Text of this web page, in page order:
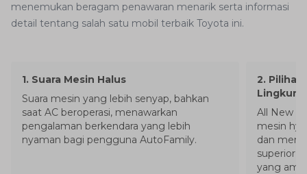
menemukan beragam penawaran menarik serta informasi
detail tentang salah satu mobil terbaik Toyota ini.
1. Suara Mesin Halus
Suara mesin yang lebih senyap, bahkan
saat AC beroperasi, menawarkan
pengalaman berkendara yang lebih
nyaman bagi pengguna AutoFamily.
2. Pilihan
All New
mesin
dan
superior,
yang